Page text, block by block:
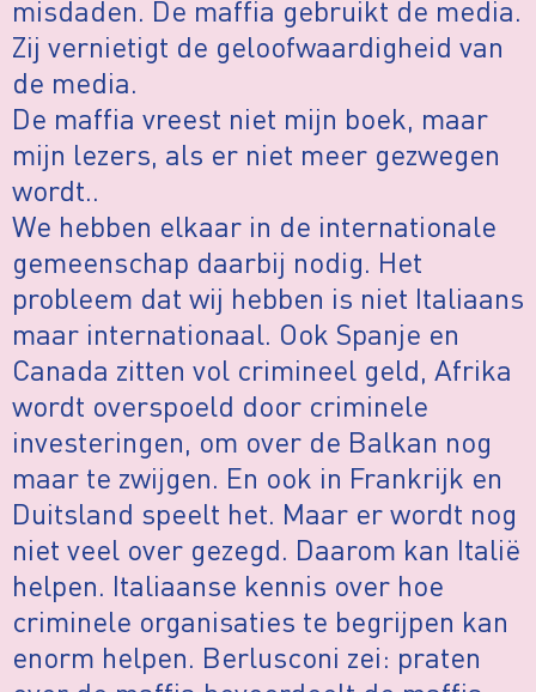
misdaden. De maffia gebruikt de media.
Zij vernietigt de geloofwaardigheid van
de media.
De maffia vreest niet mijn boek, maar
mijn lezers, als er niet meer gezwegen
wordt..
We hebben elkaar in de internationale
gemeenschap daarbij nodig. Het
probleem dat wij hebben is niet Italiaans
maar internationaal. Ook Spanje en
Canada zitten vol crimineel geld, Afrika
wordt overspoeld door criminele
investeringen, om over de Balkan nog
maar te zwijgen. En ook in Frankrijk en
Duitsland speelt het. Maar er wordt nog
niet veel over gezegd. Daarom kan Italië
helpen. Italiaanse kennis over hoe
criminele organisaties te begrijpen kan
enorm helpen. Berlusconi zei: praten